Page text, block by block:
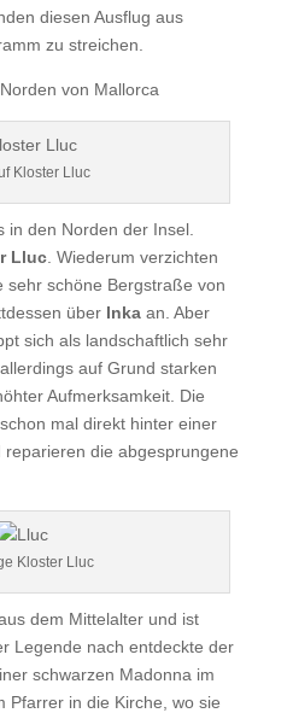
diesen Ausflug aus
zu streichen.
von Mallorca
Kloster Lluc
in den Norden der Insel.
Lluc. Wiederum verzichten
sehr schöne Bergstraße von
über Inkaan. Aber
sich als landschaftlich sehr
auf Grund starken
Aufmerksamkeit. Die
mal direkt hinter einer
die abgesprungene
Kloster Lluc
dem Mittelalter und ist
Legende nach entdeckte der
schwarzen Madonna im
Pfarrer in die Kirche, wo sie